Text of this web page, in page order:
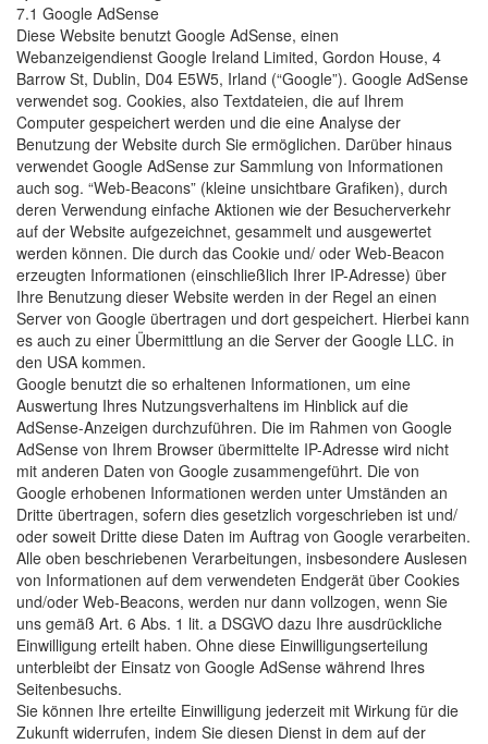
7.1 Google AdSense
Diese Website benutzt Google AdSense, einen
Webanzeigendienst Google Ireland Limited, Gordon House, 4
Barrow St, Dublin, D04 E5W5, Irland (“Google”). Google AdSense
verwendet sog. Cookies, also Textdateien, die auf Ihrem
Computer gespeichert werden und die eine Analyse der
Benutzung der Website durch Sie ermöglichen. Darüber hinaus
verwendet Google AdSense zur Sammlung von Informationen
auch sog. “Web-Beacons” (kleine unsichtbare Grafiken), durch
deren Verwendung einfache Aktionen wie der Besucherverkehr
auf der Website aufgezeichnet, gesammelt und ausgewertet
werden können. Die durch das Cookie und/ oder Web-Beacon
erzeugten Informationen (einschließlich Ihrer IP-Adresse) über
Ihre Benutzung dieser Website werden in der Regel an einen
Server von Google übertragen und dort gespeichert. Hierbei kann
es auch zu einer Übermittlung an die Server der Google LLC. in
den USA kommen.
Google benutzt die so erhaltenen Informationen, um eine
Auswertung Ihres Nutzungsverhaltens im Hinblick auf die
AdSense-Anzeigen durchzuführen. Die im Rahmen von Google
AdSense von Ihrem Browser übermittelte IP-Adresse wird nicht
mit anderen Daten von Google zusammengeführt. Die von
Google erhobenen Informationen werden unter Umständen an
Dritte übertragen, sofern dies gesetzlich vorgeschrieben ist und/
oder soweit Dritte diese Daten im Auftrag von Google verarbeiten.
Alle oben beschriebenen Verarbeitungen, insbesondere Auslesen
von Informationen auf dem verwendeten Endgerät über Cookies
und/oder Web-Beacons, werden nur dann vollzogen, wenn Sie
uns gemäß Art. 6 Abs. 1 lit. a DSGVO dazu Ihre ausdrückliche
Einwilligung erteilt haben. Ohne diese Einwilligungserteilung
unterbleibt der Einsatz von Google AdSense während Ihres
Seitenbesuchs.
Sie können Ihre erteilte Einwilligung jederzeit mit Wirkung für die
Zukunft widerrufen, indem Sie diesen Dienst in dem auf der